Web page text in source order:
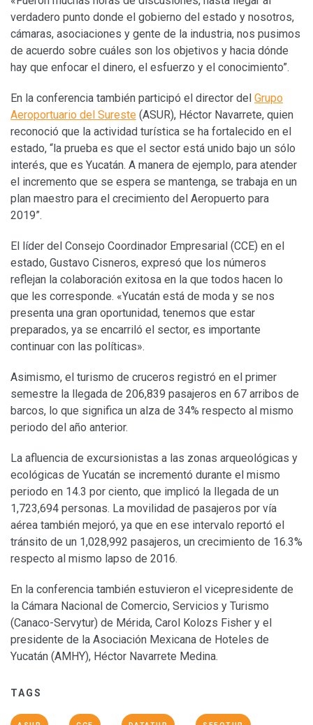
verdadero punto donde el gobierno del estado y nosotros,
cámaras, asociaciones y gente de la industria, nos pusimos
de acuerdo sobre cuáles son los objetivos y hacia dónde
hay que enfocar el dinero, el esfuerzo y el conocimiento”.
En la conferencia también participó el director del Grupo
Aeroportuario del Sureste (ASUR), Héctor Navarrete, quien
reconoció que la actividad turística se ha fortalecido en el
estado, “la prueba es que el sector está unido bajo un sólo
interés, que es Yucatán. A manera de ejemplo, para atender
el incremento que se espera se mantenga, se trabaja en un
plan maestro para el crecimiento del Aeropuerto para
2019”.
El líder del Consejo Coordinador Empresarial (CCE) en el
estado, Gustavo Cisneros, expresó que los números
reflejan la colaboración exitosa en la que todos hacen lo
que les corresponde. «Yucatán está de moda y se nos
presenta una gran oportunidad, tenemos que estar
preparados, ya se encarriló el sector, es importante
continuar con las políticas».
Asimismo, el turismo de cruceros registró en el primer
semestre la llegada de 206,839 pasajeros en 67 arribos de
barcos, lo que significa un alza de 34% respecto al mismo
periodo del año anterior.
La afluencia de excursionistas a las zonas arqueológicas y
ecológicas de Yucatán se incrementó durante el mismo
periodo en 14.3 por ciento, que implicó la llegada de un
1,723,694 personas. La movilidad de pasajeros por vía
aérea también mejoró, ya que en ese intervalo reportó el
tránsito de un 1,028,992 pasajeros, un crecimiento de 16.3%
respecto al mismo lapso de 2016.
En la conferencia también estuvieron el vicepresidente de
la Cámara Nacional de Comercio, Servicios y Turismo
(Canaco-Servytur) de Mérida, Carol Kolozs Fisher y el
presidente de la Asociación Mexicana de Hoteles de
Yucatán (AMHY), Héctor Navarrete Medina.
TAGS